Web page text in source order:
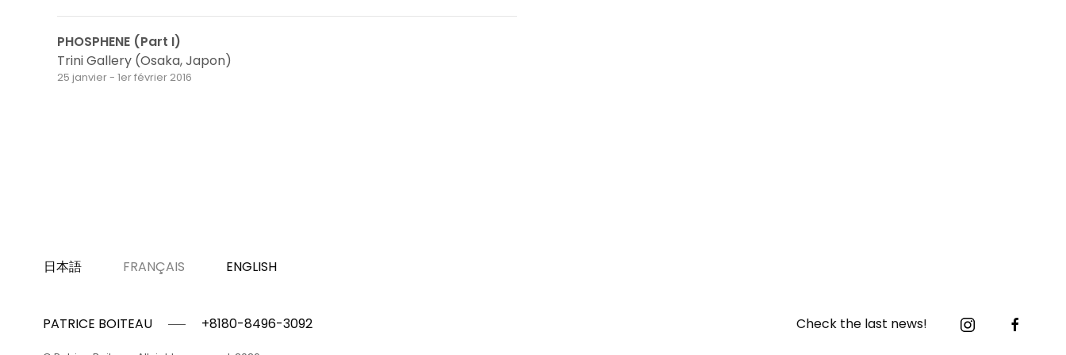
PHOSPHENE (Part I)
Trini Gallery (Osaka, Japon)
25 janvier - 1er février 2016
日本語 FRANÇAIS ENGLISH
PATRICE BOITEAU +8180-8496-3092 Check the last news!